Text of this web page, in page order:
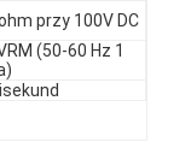
przy 100V DC
(50-60 Hz 1